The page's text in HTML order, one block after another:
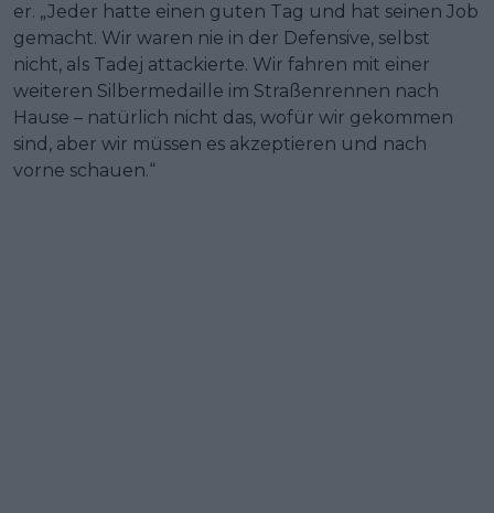
er. „Jeder hatte einen guten Tag und hat seinen Job
gemacht. Wir waren nie in der Defensive, selbst
nicht, als Tadej attackierte. Wir fahren mit einer
weiteren Silbermedaille im Straßenrennen nach
Hause – natürlich nicht das, wofür wir gekommen
sind, aber wir müssen es akzeptieren und nach
vorne schauen.“